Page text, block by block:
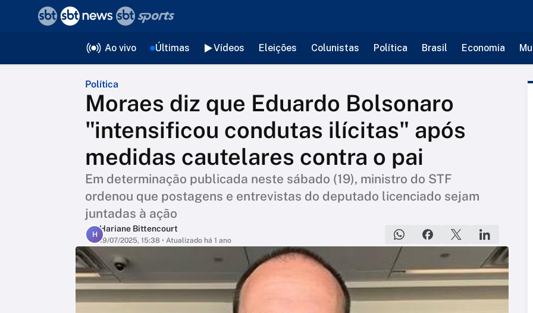
Ao vivo Últimas Vídeos Eleições Colunistas Política Brasil Economia
Política
Moraes diz que Eduardo Bolsonaro
"intensificou condutas ilícitas" após
medidas cautelares contra o pai
Em determinação publicada neste sábado (19), ministro do STF
ordenou que postagens e entrevistas do deputado licenciado sejam
juntadas à ação
H
Hariane Bittencourt
19/07/2025, 15:38 • Atualizado há 1 ano
voltar
Editorias